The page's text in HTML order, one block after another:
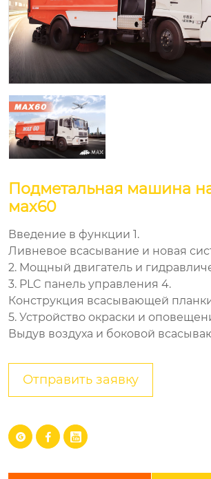
подметальная машина на грузовике
мах60
Введение в функции 1.
Ливневое всасывание и новая
2. Мощный двигатель и
3. PLC панель управления 4.
Конструкция всасывающей
5. Устройство окраски и
Выдув воздуха и боковой
Отправить заявку
  